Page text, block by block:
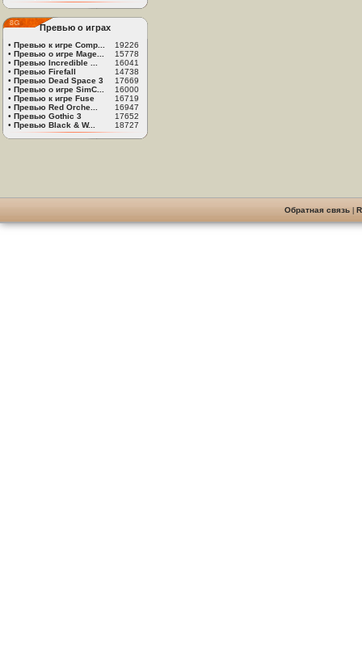
Превью о играх
• Превью к игре Comp...
19226
• Превью о игре Mage...
15778
• Превью Incredible ...
16041
• Превью Firefall
14738
• Превью Dead Space 3
17669
• Превью о игре SimC...
16000
• Превью к игре Fuse
16719
• Превью Red Orche...
16947
• Превью Gothic 3
17652
• Превью Black & W... 18727
Обратная связь